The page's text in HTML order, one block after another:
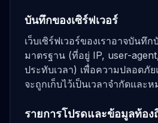
บันทึกของเซิร์ฟเวอร์
เว็บเซิร์ฟเวอร์ของเราอาจบันทึ
มาตรฐาน (ที่อยู่ IP, user-
ประทับเวลา) เพื่อความปลอดภั
จะถูกเก็บไว้เป็นเวลาจำกัดและห
รายการโปรดและข้อมูลท้อง